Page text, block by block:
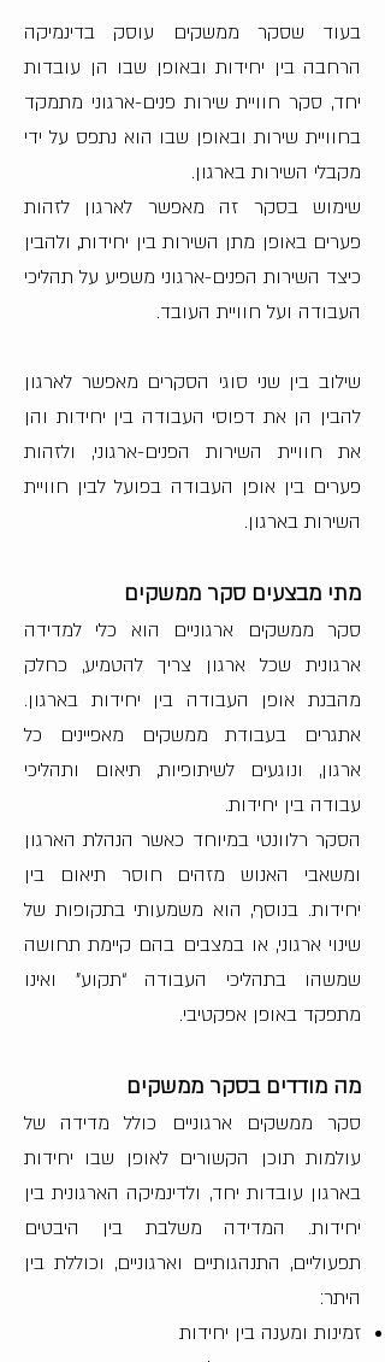
בעוד שסקר ממשקים עוסק בדינמיקה
הרחבה בין יחידות ובאופן שבו הן עובדות
יחד, סקר חוויית שירות פנים-ארגוני מתמקד
בחוויית שירות ובאופן שבו הוא נתפס על ידי
מקבלי השירות בארגון.
שימוש בסקר זה מאפשר לארגון לזהות
פערים באופן מתן השירות בין יחידות, ולהבין
כיצד השירות הפנים-ארגוני משפיע על תהליכי
העבודה ועל חוויית העובד.
שילוב בין שני סוגי הסקרים מאפשר לארגון
להבין הן את דפוסי העבודה בין יחידות והן
את חוויית השירות הפנים-ארגוני, ולזהות
פערים בין אופן העבודה בפועל לבין חוויית
השירות בארגון.
מתי מבצעים סקר ממשקים
סקר ממשקים ארגוניים הוא כלי למדידה
ארגונית שכל ארגון צריך להטמיע, כחלק
מהבנת אופן העבודה בין יחידות בארגון.
אתגרים בעבודת ממשקים מאפיינים כל
ארגון, ונוגעים לשיתופיות, תיאום ותהליכי
עבודה בין יחידות.
הסקר רלוונטי במיוחד כאשר הנהלת הארגון
ומשאבי האנוש מזהים חוסר תיאום בין
יחידות. בנוסף, הוא משמעותי בתקופות של
שינוי ארגוני, או במצבים בהם קיימת תחושה
שמשהו בתהליכי העבודה “תקוע” ואינו
מתפקד באופן אפקטיבי.
מה מודדים בסקר ממשקים
סקר ממשקים ארגוניים כולל מדידה של
עולמות תוכן הקשורים לאופן שבו יחידות
בארגון עובדות יחד, ולדינמיקה הארגונית בין
יחידות. המדידה משלבת בין היבטים
תפעוליים, התנהגותיים וארגוניים, וכוללת בין
היתר:
זמינות ומענה בין יחידות